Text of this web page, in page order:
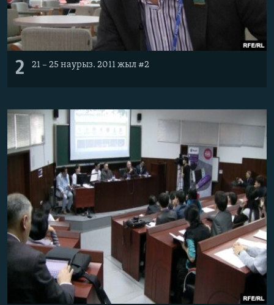
2 21 – 25 наурыз. 2011 жыл #2